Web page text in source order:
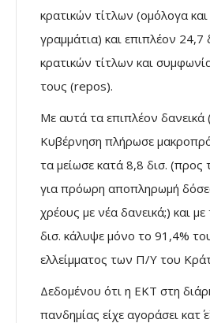
κρατικών τίτλων (ομόλογα
γραμμάτια) και επιπλέον 24,7
κρατικών τίτλων και
τους (repos).
Με αυτά τα επιπλέον δανεικά
Κυβέρνηση πλήρωσε
τα μείωσε κατά 8,8 δισ. (προς
για πρόωρη αποπληρωμή
χρέους με νέα δανεικά;) και
δισ. κάλυψε μόνο το 91,4%
ελλείμματος των Π/Υ του
Δεδομένου ότι η ΕΚΤ στη
πανδημίας είχε αγοράσει κατ΄